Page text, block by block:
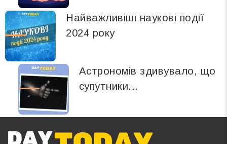
Найважливіші наукові події
2024 року
Астрономів здивувало, що
супутники...